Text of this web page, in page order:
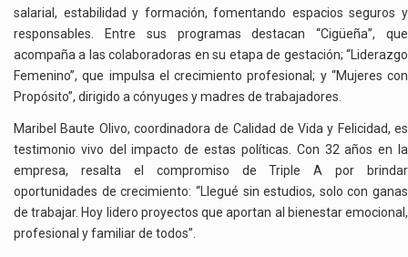
salarial, estabilidad y formación, fomentando espacios seguros y
responsables. Entre sus programas destacan “Cigüeña”, que
acompaña a las colaboradoras en su etapa de gestación; “Liderazgo
Femenino”, que impulsa el crecimiento profesional; y “Mujeres con
Propósito”, dirigido a cónyuges y madres de trabajadores.
Maribel Baute Olivo, coordinadora de Calidad de Vida y Felicidad, es
testimonio vivo del impacto de estas políticas. Con 32 años en la
empresa, resalta el compromiso de Triple A por brindar
oportunidades de crecimiento: “Llegué sin estudios, solo con ganas
de trabajar. Hoy lidero proyectos que aportan al bienestar emocional,
profesional y familiar de todos”.